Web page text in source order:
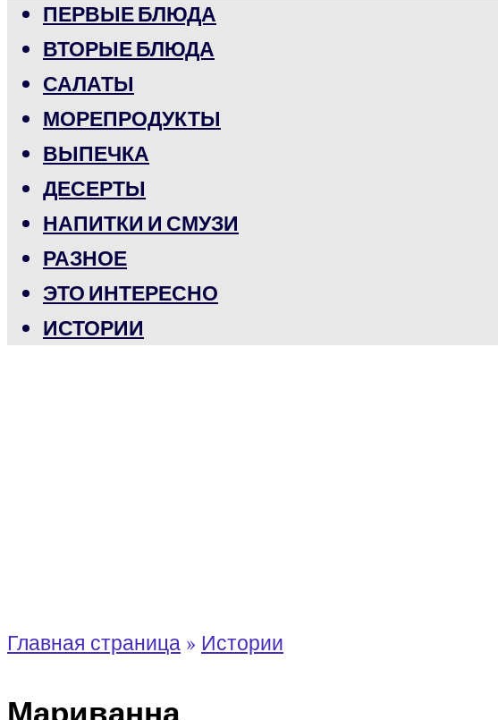
ПЕРВЫЕ БЛЮДА
ВТОРЫЕ БЛЮДА
САЛАТЫ
МОРЕПРОДУКТЫ
ВЫПЕЧКА
ДЕСЕРТЫ
НАПИТКИ И СМУЗИ
РАЗНОЕ
ЭТО ИНТЕРЕСНО
ИСТОРИИ
Главная страница » Истории
Мариванна